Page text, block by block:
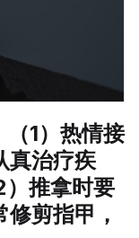
（1）热情接
真治疗疾
推拿时要
剪指甲，